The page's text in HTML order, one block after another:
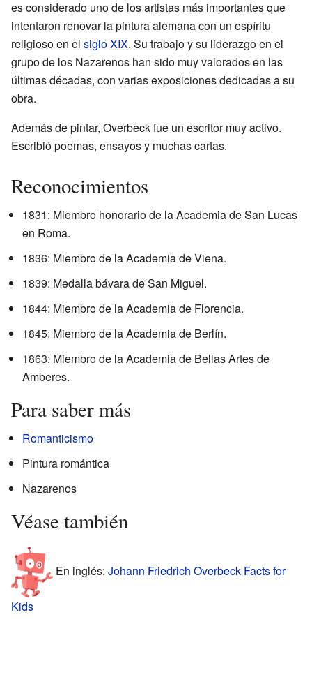
es considerado uno de los artistas más importantes que
intentaron renovar la pintura alemana con un espíritu
religioso en el siglo XIX. Su trabajo y su liderazgo en el
grupo de los Nazarenos han sido muy valorados en las
últimas décadas, con varias exposiciones dedicadas a su
obra.
Además de pintar, Overbeck fue un escritor muy activo.
Escribió poemas, ensayos y muchas cartas.
Reconocimientos
1831: Miembro honorario de la Academia de San Lucas
en Roma.
1836: Miembro de la Academia de Viena.
1839: Medalla bávara de San Miguel.
1844: Miembro de la Academia de Florencia.
1845: Miembro de la Academia de Berlín.
1863: Miembro de la Academia de Bellas Artes de
Amberes.
Para saber más
Romanticismo
Pintura romántica
Nazarenos
Véase también
En inglés: Johann Friedrich Overbeck Facts for
Kids